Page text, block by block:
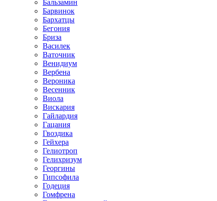
Бальзамин
Барвинок
Бархатцы
Бегония
Бриза
Василек
Ваточник
Венидиум
Вербена
Вероника
Весенник
Виола
Вискария
Гайлардия
Гацания
Гвоздика
Гейхера
Гелиотроп
Гелихризум
Георгины
Гипсофила
Годеция
Гомфрена